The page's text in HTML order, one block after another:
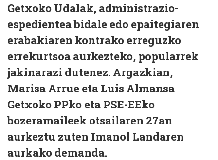
Getxoko Udalak, administrazio-
espedientea bidale edo epaitegiaren
erabakiaren kontrako erreguzko
errekurtsoa aurkezteko, popularrek
jakinarazi dutenez. Argazkian,
Marisa Arrue eta Luis Almansa
Getxoko PPko eta PSE-EEko
bozeramaileek otsailaren 27an
aurkeztu zuten Imanol Landaren
aurkako demanda.